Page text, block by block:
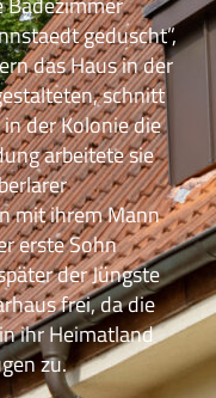
geduscht”,
das Haus in der
schnitt
der Kolonie die
arbeitete sie
mit ihrem Mann
erste Sohn
der Jüngste
frei, da die
ihr Heimatland
zu.